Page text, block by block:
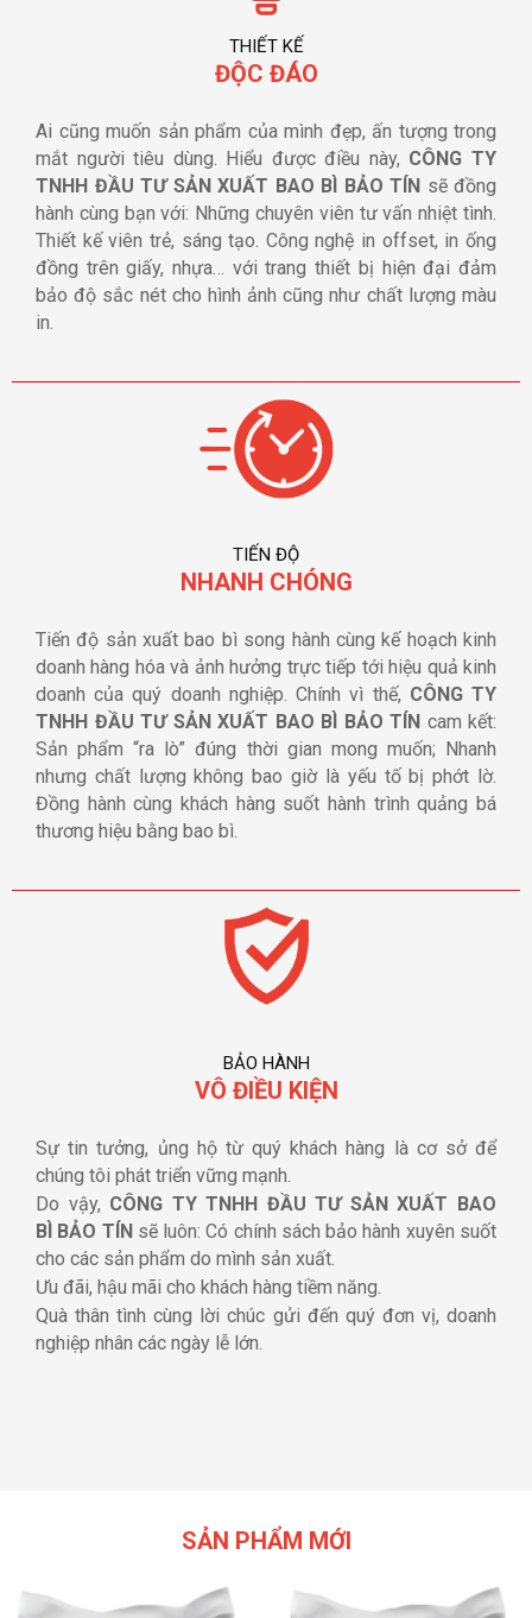
THIẾT KẾ
ĐỘC ĐÁO
Ai cũng muốn sản phẩm của mình đẹp, ấn tượng trong
mắt người tiêu dùng. Hiểu được điều này, CÔNG TY
TNHH ĐẦU TƯ SẢN XUẤT BAO BÌ BẢO TÍN sẽ đồng
hành cùng bạn với: Những chuyên viên tư vấn nhiệt tình.
Thiết kế viên trẻ, sáng tạo. Công nghệ in offset, in ống
đồng trên giấy, nhựa… với trang thiết bị hiện đại đảm
bảo độ sắc nét cho hình ảnh cũng như chất lượng màu
in.
TIẾN ĐỘ
NHANH CHÓNG
Tiến độ sản xuất bao bì song hành cùng kế hoạch kinh
doanh hàng hóa và ảnh hưởng trực tiếp tới hiệu quả kinh
doanh của quý doanh nghiệp. Chính vì thế, CÔNG TY
TNHH ĐẦU TƯ SẢN XUẤT BAO BÌ BẢO TÍN cam kết:
Sản phẩm “ra lò” đúng thời gian mong muốn; Nhanh
nhưng chất lượng không bao giờ là yếu tố bị phớt lờ.
Đồng hành cùng khách hàng suốt hành trình quảng bá
thương hiệu bằng bao bì.
BẢO HÀNH
VÔ ĐIỀU KIỆN
Sự tin tưởng, ủng hộ từ quý khách hàng là cơ sở để
chúng tôi phát triển vững mạnh.
Do vậy, CÔNG TY TNHH ĐẦU TƯ SẢN XUẤT BAO
BÌ BẢO TÍNsẽ luôn: Có chính sách bảo hành xuyên suốt
cho các sản phẩm do mình sản xuất.
Ưu đãi, hậu mãi cho khách hàng tiềm năng.
Quà thân tình cùng lời chúc gửi đến quý đơn vị, doanh
nghiệp nhân các ngày lễ lớn.
SẢN PHẨM MỚI